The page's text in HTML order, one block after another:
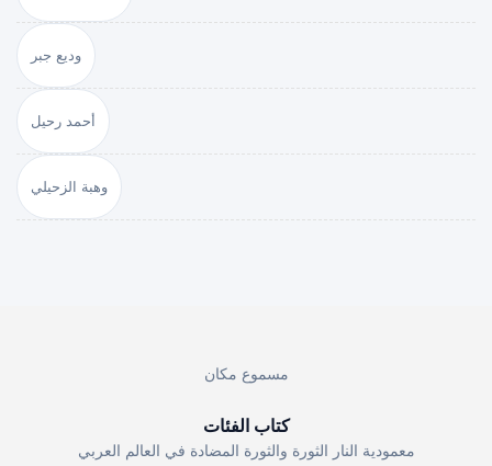
وديع جبر
أحمد رحيل
وهبة الزحيلي
مسموع مكان
كتاب الفئات
معمودية النار الثورة والثورة المضادة في العالم العربي